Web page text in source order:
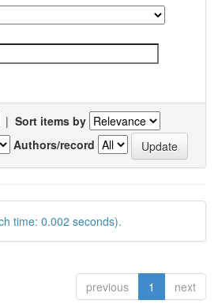
| Sort items by
Authors/record
time: 0.002 seconds).
previous 1 next